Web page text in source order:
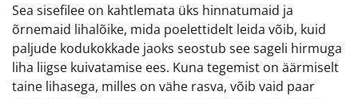
Sea sisefilee on kahtlemata üks hinnatumaid ja
õrnemaid lihalõike, mida poelettidelt leida võib, kuid
paljude kodukokkade jaoks seostub see sageli hirmuga
liha liigse kuivatamise ees. Kuna tegemist on äärmiselt
taine lihasega, milles on vähe rasva, võib vaid paar